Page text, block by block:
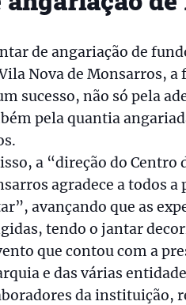
de angariação de
Nova de Monsarros, a
sucesso, não só pela
pela quantia
a “direção do Centro
agradece a todos
avançando que as
tendo o jantar
que contou com a
e das várias
da instituição,